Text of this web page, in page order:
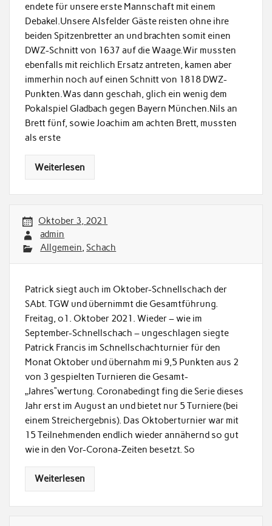
endete für unsere erste Mannschaft mit einem
Debakel.Unsere Alsfelder Gäste reisten ohne ihre
beiden Spitzenbretter an und brachten somit einen
DWZ-Schnitt von 1637 auf die Waage.Wir mussten
ebenfalls mit reichlich Ersatz antreten, kamen aber
immerhin noch auf einen Schnitt von 1818 DWZ-
Punkten.Was dann geschah, glich ein wenig dem
Pokalspiel Gladbach gegen Bayern München.Nils an
Brett fünf, sowie Joachim am achten Brett, mussten
als erste
Weiterlesen
Oktober 3, 2021
admin
Allgemein,Schach
Patrick siegt auch im Oktober-Schnellschach der
SAbt. TGW und übernimmt die Gesamtführung.
Freitag, o1. Oktober 2021. Wieder – wie im
September-Schnellschach – ungeschlagen siegte
Patrick Francis im Schnellschachturnier für den
Monat Oktober und übernahm mi 9,5 Punkten aus 2
von 3 gespielten Turnieren die Gesamt-
„Jahres“wertung. Coronabedingt fing die Serie dieses
Jahr erst im August an und bietet nur 5 Turniere (bei
einem Streichergebnis). Das Oktoberturnier war mit
15 Teilnehmenden endlich wieder annähernd so gut
wie in den Vor-Corona-Zeiten besetzt. So
Weiterlesen